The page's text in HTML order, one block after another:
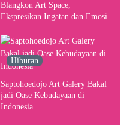
Blangkon Art Space,
Ekspresikan Ingatan dan Emosi
Hiburan
Saptohoedojo Art Galery Bakal
jadi Oase Kebudayaan di
Indonesia